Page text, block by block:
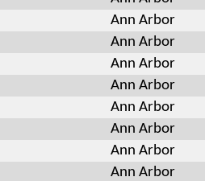
Ann Arbor
Ann Arbor
Ann Arbor
Ann Arbor
Ann Arbor
Ann Arbor
Ann Arbor
Ann Arbor